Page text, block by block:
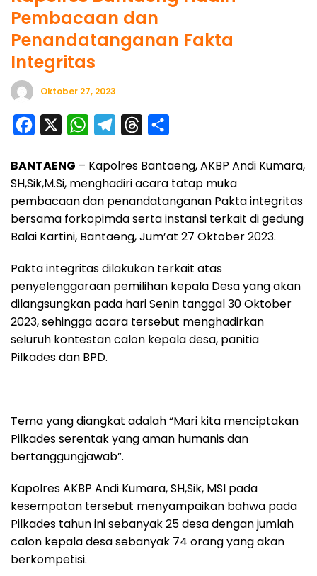
Pembacaan dan
Penandatanganan Fakta
Integritas
Oktober 27, 2023
c
e
b
o
k
W
a
t
s
A
p
l
e
g
r
m
r
e
a
d
a
r
e
BANTAENG – Kapolres Bantaeng, AKBP Andi Kumara,
SH,Sik,M.Si, menghadiri acara tatap muka
pembacaan dan penandatanganan Pakta integritas
bersama forkopimda serta instansi terkait di gedung
Balai Kartini, Bantaeng, Jum’at 27 Oktober 2023.
Pakta integritas dilakukan terkait atas
penyelenggaraan pemilihan kepala Desa yang akan
dilangsungkan pada hari Senin tanggal 30 Oktober
2023, sehingga acara tersebut menghadirkan
seluruh kontestan calon kepala desa, panitia
Pilkades dan BPD.
Tema yang diangkat adalah “Mari kita menciptakan
Pilkades serentak yang aman humanis dan
bertanggungjawab”.
Kapolres AKBP Andi Kumara, SH,Sik, MSI pada
kesempatan tersebut menyampaikan bahwa pada
Pilkades tahun ini sebanyak 25 desa dengan jumlah
calon kepala desa sebanyak 74 orang yang akan
berkompetisi.